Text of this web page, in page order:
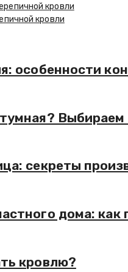
кровли
особенности
Выбираем
секреты
дома: как
кровлю?